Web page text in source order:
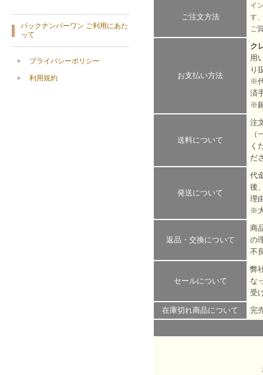
ご注文方法
イ
す
ご
お支払い方法
ク
用
り
※
済
※
送料について
注
く
だ
発送について
代
後
理
※
返品・交換について
商
の
不
セールについて
弊
な
受
在庫切れ商品について
完
パックナンバーワン ご利用にあた
って
プライバシーポリシー
利用規約